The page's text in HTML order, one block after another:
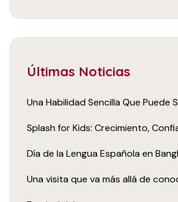
Últimas Noticias
Una Habilidad Sencilla Que Puede
Splash for Kids: Crecimiento,
Día de la Lengua Española en
Una visita que va más allá de